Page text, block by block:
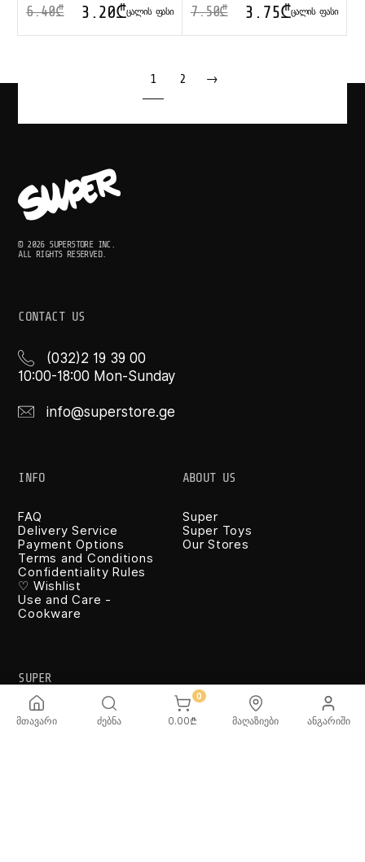
6.40₾ 3.20₾ᲪᲐᲚᲘᲡ ᲤᲐᲡᲘ 7.50₾ 3.75₾ᲪᲐᲚᲘᲡ ᲤᲐᲡᲘ
1 2 →
© 2026 SUPERSTORE INC.
ALL RIGHTS RESERVED.
CONTACT US
(032)2 19 39 00
10:00-18:00 Mon-Sunday
info@superstore.ge
INFO
FAQ
Delivery Service
Payment Options
Terms and Conditions
Confidentiality Rules
♡ Wishlist
Use and Care -
Cookware
ABOUT US
Super
Super Toys
Our Stores
SUPER
მთავარი ძებნა
0
0.00₾ მაღაზიები ანგარიში